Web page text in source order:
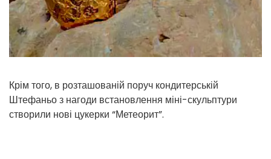
Крім того, в розташованій поруч кондитерській
Штефаньо з нагоди встановлення міні-скульптури
створили нові цукерки “Метеорит”.